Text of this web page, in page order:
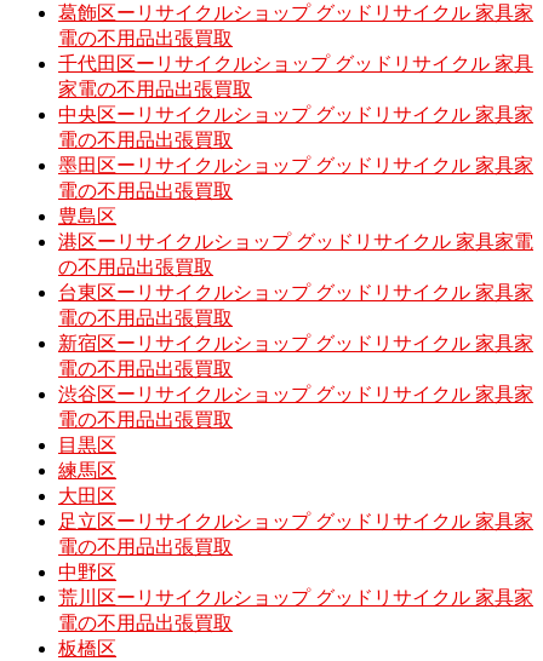
葛飾区ーリサイクルショップ グッドリサイクル 家具家
電の不用品出張買取
千代田区ーリサイクルショップ グッドリサイクル 家具
家電の不用品出張買取
中央区ーリサイクルショップ グッドリサイクル 家具家
電の不用品出張買取
墨田区ーリサイクルショップ グッドリサイクル 家具家
電の不用品出張買取
豊島区
港区ーリサイクルショップ グッドリサイクル 家具家電
の不用品出張買取
台東区ーリサイクルショップ グッドリサイクル 家具家
電の不用品出張買取
新宿区ーリサイクルショップ グッドリサイクル 家具家
電の不用品出張買取
渋谷区ーリサイクルショップ グッドリサイクル 家具家
電の不用品出張買取
目黒区
練馬区
大田区
足立区ーリサイクルショップ グッドリサイクル 家具家
電の不用品出張買取
中野区
荒川区ーリサイクルショップ グッドリサイクル 家具家
電の不用品出張買取
板橋区